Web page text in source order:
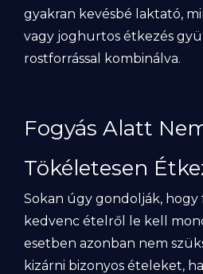
gyakran kevésbé laktató,
vagy joghurtos étkezés
rostforrással kombinálva.
Fogyás Alatt
Tökéletesen
Sokan úgy gondolják,
kedvenc ételről le kell
esetben azonban nem
kizárni bizonyos ételeket,